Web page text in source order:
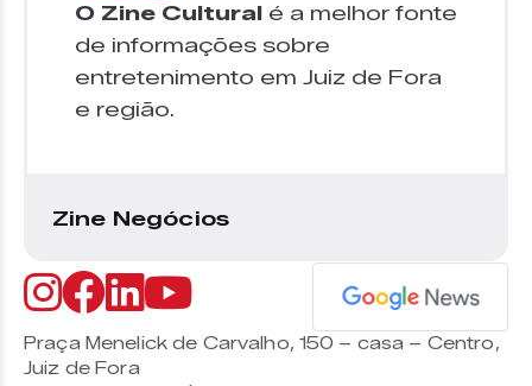
O Zine Cultural é a melhor fonte
de informações sobre
entretenimento em Juiz de Fora
e região.
Zine Negócios
Praça Menelick de Carvalho, 150 – casa – Centro,
Juiz de Fora